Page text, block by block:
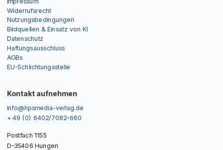
Widerrufsrecht
Nutzungsbedingungen
Bildquellen & Einsatz von KI
Datenschutz
Haftungsausschluss
AGBs
EU-Schlichtungsstelle
Kontakt aufnehmen
info@hpsmedia-verlag.de
+ 49 (0) 6402/7082-660
Postfach 1155
D-35406 Hungen